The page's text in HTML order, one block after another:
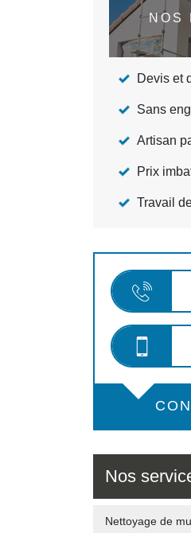
NOS
Devis et
Sans
Artisan
Prix
Travail
Nos
Nettoyage de